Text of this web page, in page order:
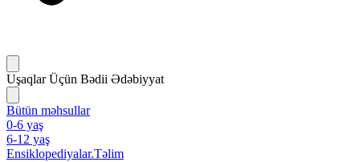
Uşaqlar Üçün Bədii Ədəbiyyat
Bütün məhsullar
0-6 yaş
6-12 yaş
Ensiklopediyalar.Təlim